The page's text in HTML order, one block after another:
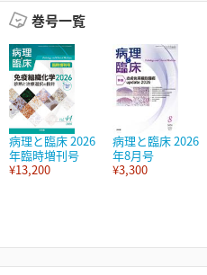
巻号一覧
病理と臨床 2026
年臨時増刊号
¥13,200
病理と臨床 2026
年8月号
¥3,300